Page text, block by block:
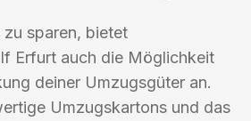
zu sparen, bietet
Erfurt auch die Möglichkeit
deiner Umzugsgüter an.
Umzugskartons und das